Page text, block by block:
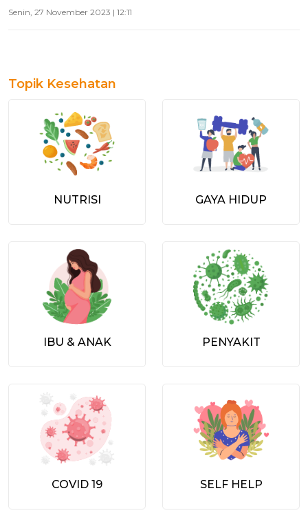
Senin, 27 November 2023 | 12:11
Topik Kesehatan
NUTRISI GAYA HIDUP
IBU & ANAK PENYAKIT
COVID 19 SELF HELP